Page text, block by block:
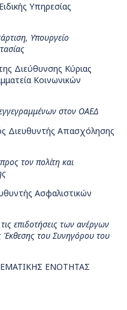
Υπηρεσίας
Υπουργείο
Διεύθυνσης Κύριας
Κοινωνικών
στον ΟΑΕΔ
Διευθυντής Απασχόλησης
τον πολίτη και
Ασφαλιστικών
επιδοτήσεις των ανέργων
του Συνηγόρου του
ΕΝΟΤΗΤΑΣ